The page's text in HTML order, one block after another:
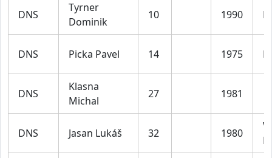
DNS
Tyrner
Dominik
10 1990
DNS Picka Pavel 14 1975
DNS
Klasna
Michal
27 1981
DNS Jasan Lukáš 32 1980